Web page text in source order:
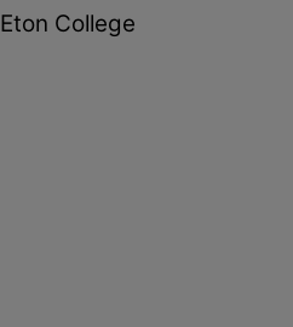
Eton College